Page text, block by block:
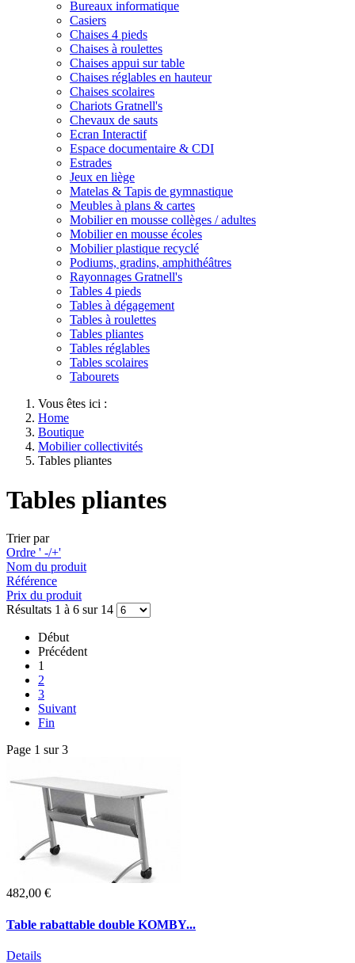
Bureaux informatique
Casiers
Chaises 4 pieds
Chaises à roulettes
Chaises appui sur table
Chaises réglables en hauteur
Chaises scolaires
Chariots Gratnell's
Chevaux de sauts
Ecran Interactif
Espace documentaire & CDI
Estrades
Jeux en liège
Matelas & Tapis de gymnastique
Meubles à plans & cartes
Mobilier en mousse collèges / adultes
Mobilier en mousse écoles
Mobilier plastique recyclé
Podiums, gradins, amphithéâtres
Rayonnages Gratnell's
Tables 4 pieds
Tables à dégagement
Tables à roulettes
Tables pliantes
Tables réglables
Tables scolaires
Tabourets
Vous êtes ici :
Home
Boutique
Mobilier collectivités
Tables pliantes
Tables pliantes
Trier par
Ordre ' -/+'
Nom du produit
Référence
Prix du produit
Résultats 1 à 6 sur 14
Début
Précédent
1
2
3
Suivant
Fin
Page 1 sur 3
482,00 €
Table rabattable double KOMBY...
Details